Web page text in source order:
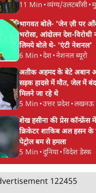
आरक्षण में क्रीमी
क्यों नहीं? केंद्र ने सुप्रीम
में बताया कारण
11 Min •व्यंग्य/उलटबाँसी•
भागवत बोले- 'जेन ज़ी पर
भरोसा, आंदोलन देश-
लिमये बोले थे- 'एंटी नेशनल'
6 Min •देश•नेशनल ब्यूरो
अतीक अहमद के बेटे अबान
सड़क हादसे में मौत, जेल में
मिलने जा रहे थे
5 Min •उत्तर प्रदेश•लखनऊ
शेख हसीना की प्रेस कॉन्फ्रेंस
क्रिकेटर शाकिब अल हसन के
पेट्रोल बम से हमला
5 Min •दुनिया•विदेश डेस्क
122455